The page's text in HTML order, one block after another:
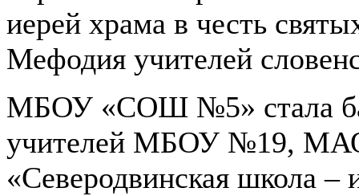
иерей храма в честь
Мефодия учителей
МБОУ «СОШ №5» стала
учителей МБОУ №19,
«Северодвинская школа –